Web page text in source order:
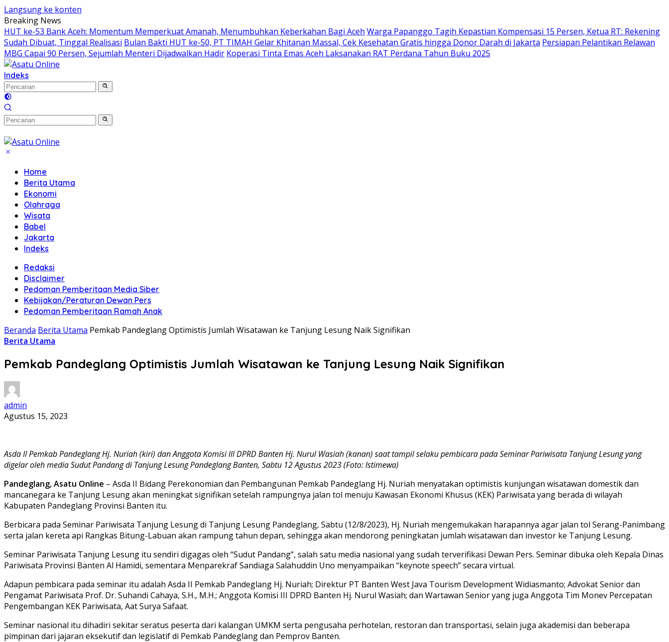
Langsung ke konten
Breaking News
HUT ke-53 Bank Aceh: Momentum Memperkuat Amanah, Menumbuhkan Keberkahan Bagi Aceh Warga Papanggo Tagih Kepastian Kompensasi 15 Persen, Ketua RT: Rekening
Sudah Dibuat, Tinggal Realisasi Bulan Bakti HUT ke-50, PT TIMAH Gelar Khitanan Massal, Cek Kesehatan Gratis hingga Donor Darah di Jakarta Persiapan Pelantikan Relawan
MBG Capai 90 Persen, Sejumlah Menteri Dijadwalkan Hadir Koperasi Tinta Emas Aceh Laksanakan RAT Perdana Tahun Buku 2025
Indeks
Home
Berita Utama
Ekonomi
Olahraga
Wisata
Babel
Jakarta
Indeks
Redaksi
Disclaimer
Pedoman Pemberitaan Media Siber
Kebijakan/Peraturan Dewan Pers
Pedoman Pemberitaan Ramah Anak
Beranda Berita Utama Pemkab Pandeglang Optimistis Jumlah Wisatawan ke Tanjung Lesung Naik Signifikan
Berita Utama
Pemkab Pandeglang Optimistis Jumlah Wisatawan ke Tanjung Lesung Naik Signifikan
admin
Agustus 15, 2023
Asda II Pemkab Pandeglang Hj. Nuriah (kiri) dan Anggota Komisi III DPRD Banten Hj. Nurul Wasiah (kanan) saat tampil selaku pembicara pada Seminar Pariwisata Tanjung Lesung yang
digelar oleh media Sudut Pandang di Tanjung Lesung Pandeglang Banten, Sabtu 12 Agustus 2023 (Foto: Istimewa)
Pandeglang, Asatu Online – Asda II Bidang Perekonomian dan Pembangunan Pemkab Pandeglang Hj. Nuriah menyatakan optimistis kunjungan wisatawan domestik dan
mancanegara ke Tanjung Lesung akan meningkat signifikan setelah rampungnya jalan tol menuju Kawasan Ekonomi Khusus (KEK) Pariwisata yang berada di wilayah
Kabupaten Pandeglang Provinsi Banten itu.
Berbicara pada Seminar Pariwisata Tanjung Lesung di Tanjung Lesung Pandeglang, Sabtu (12/8/2023), Hj. Nuriah mengemukakan harapannya agar jalan tol Serang-Panimbang
serta jalan kereta api Rangkas Bitung-Labuan akan rampung tahun depan, sehingga akan mendorong peningkatan jumlah wisatawan dan investor ke Tanjung Lesung.
Seminar Pariwisata Tanjung Lesung itu sendiri digagas oleh “Sudut Pandang”, salah satu media nasional yang sudah terverifikasi Dewan Pers. Seminar dibuka oleh Kepala Dinas
Pariwisata Provinsi Banten Al Hamidi, sementara Menparekraf Sandiaga Salahuddin Uno menyampaikan “keynote speech” secara virtual.
Adapun pembicara pada seminar itu adalah Asda II Pemkab Pandeglang Hj. Nuriah; Direktur PT Banten West Java Tourism Development Widiasmanto; Advokat Senior dan
Pengamat Pariwisata Prof. Dr. Suhandi Cahaya, S.H., M.H.; Anggota Komisi III DPRD Banten Hj. Nurul Wasiah; dan Wartawan Senior yang juga Anggota Tim Monev Percepatan
Pengembangan KEK Pariwisata, Aat Surya Safaat.
Seminar nasional itu dihadiri sekitar seratus peserta dari kalangan UMKM serta pengusaha perhotelan, restoran dan transportasi, selain juga akademisi dan beberapa
pimpinan dari jajaran eksekutif dan legislatif di Pemkab Pandeglang dan Pemprov Banten.